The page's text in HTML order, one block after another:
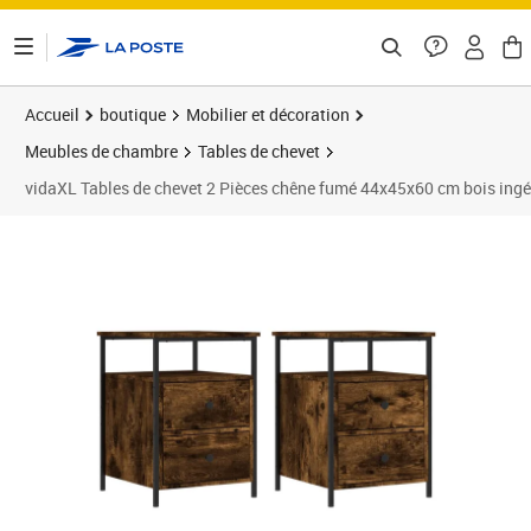
Accueil boutique
Mobilier et décoration
Meubles de chambre
Tables de chevet
vidaXL Tables de chevet 2 Pièces chêne fumé 44x45x60 cm bois